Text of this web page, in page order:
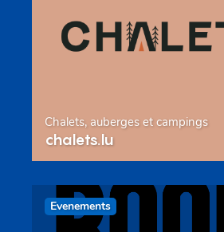
Chalets, auberges et campings
chalets.lu
Evenements